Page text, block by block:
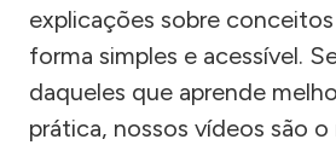
explicações sobre
forma simples e acessível.
daqueles que aprende
prática, nossos vídeos são o